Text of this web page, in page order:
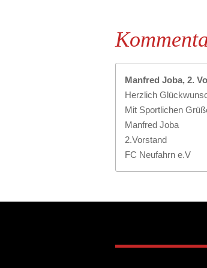
Manfred Joba, 2.
Herzlich
Mit Sportlichen
Manfred Joba
2.Vorstand
FC Neufahrn e.V